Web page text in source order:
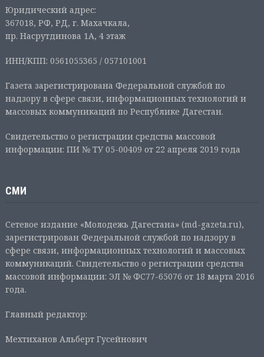
Юридический адрес:
367018, РФ, РД, г. Махачкала,
пр. Насрутдинова 1А, 4 этаж
ИНН/КПП: 0561055365 / 057101001
Газета зарегистрирована Федеральной службой по
надзору в сфере связи, информационных технологий и
массовых коммуникаций по Республике Дагестан.
Свидетельство о регистрации средства массовой
информации: ПИ № ТУ 05-00409 от 22 апреля 2019 года
СМИ
Сетевое издание «Молодежь Дагестана» (md-gazeta.ru),
зарегистрирован Федеральной службой по надзору в
сфере связи, информационных технологий и массовых
коммуникаций. Свидетельство о регистрации средства
массовой информации: ЭЛ № ФС77-65076 от 18 марта 2016
года.
Главный редактор:
Мехтиханов Альберт Гусейнович